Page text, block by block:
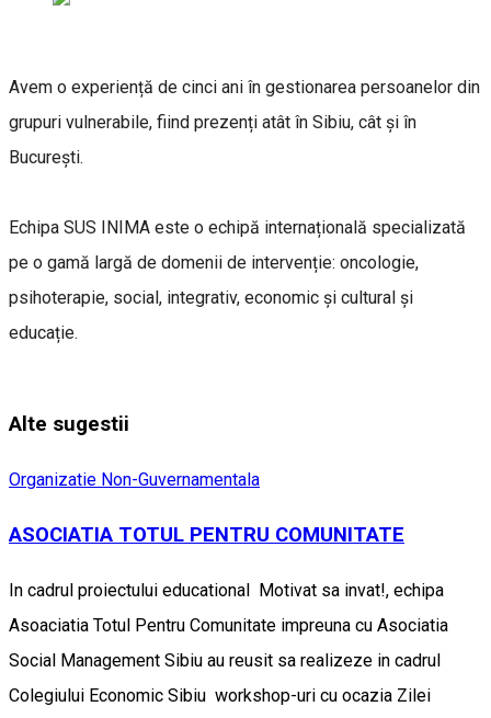
Avem o experiență de cinci ani în gestionarea persoanelor din
grupuri vulnerabile, fiind prezenți atât în Sibiu, cât și în
București.
Echipa SUS INIMA este o echipă internațională specializată
pe o gamă largă de domenii de intervenție: oncologie,
psihoterapie, social, integrativ, economic și cultural și
educație.
Alte sugestii
Organizatie Non-Guvernamentala
ASOCIATIA TOTUL PENTRU COMUNITATE
In cadrul proiectului educational Motivat sa invat!, echipa
Asoaciatia Totul Pentru Comunitate impreuna cu Asociatia
Social Management Sibiu au reusit sa realizeze in cadrul
Colegiului Economic Sibiu workshop-uri cu ocazia Zilei